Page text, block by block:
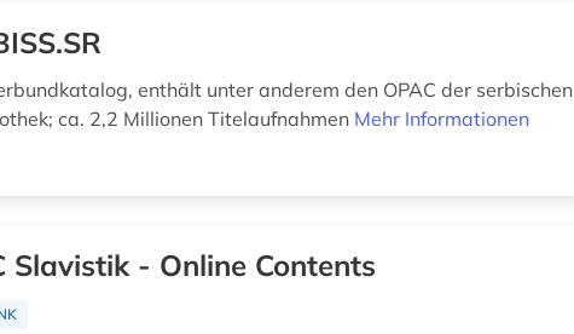
enthält unter anderem den OPAC der serbischen
ca. 2,2 Millionen Titelaufnahmen Mehr Informationen
Slavistik - Online Contents